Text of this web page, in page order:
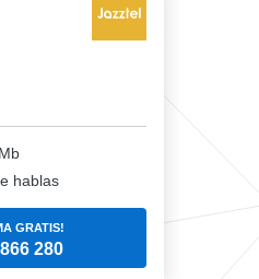
hablas
GRATIS!
280